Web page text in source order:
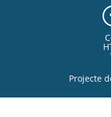
Projecte